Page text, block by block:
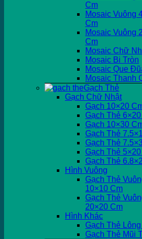
Cm
Mosaic Vuông
Cm
Mosaic Vuông
Cm
Mosaic Chữ
Mosaic Bi Tròn
Mosaic Que
Mosaic Thanh
Gạch Thẻ
Gạch Chữ Nhật
Gạch 10×20
Gạch Thẻ
Gạch 10×30
Gạch Thẻ
Gạch Thẻ
Gạch Thẻ
Gạch Thẻ
Hình Vuông
Gạch Thẻ
10×10 Cm
Gạch Thẻ
20×20 Cm
Hình Khác
Gạch Thẻ
Gạch Thẻ Mũi